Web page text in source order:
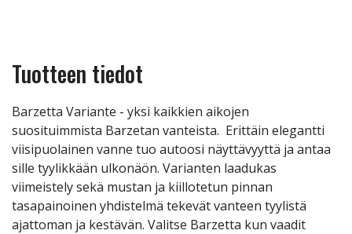
Tuotteen tiedot
Barzetta Variante - yksi kaikkien aikojen
suosituimmista Barzetan vanteista. Erittäin elegantti
viisipuolainen vanne tuo autoosi näyttävyyttä ja antaa
sille tyylikkään ulkonäön. Varianten laadukas
viimeistely sekä mustan ja kiillotetun pinnan
tasapainoinen yhdistelmä tekevät vanteen tyylistä
ajattoman ja kestävän. Valitse Barzetta kun vaadit